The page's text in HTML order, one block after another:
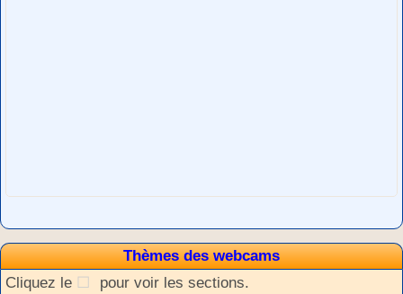
Thèmes des webcams
Cliquez le
pour voir les sections.